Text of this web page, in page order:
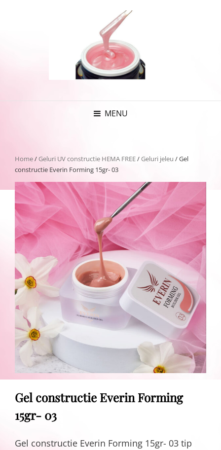
MENU
Home/Geluri UV constructie HEMA FREE/Geluri jeleu / Gel
constructie Everin Forming 15gr- 03
Gel constructie Everin Forming
15gr- 03
Gel constructie Everin Forming 15gr- 03 tip